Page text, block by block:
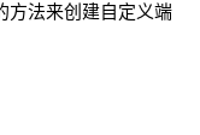
方法来创建自定义端